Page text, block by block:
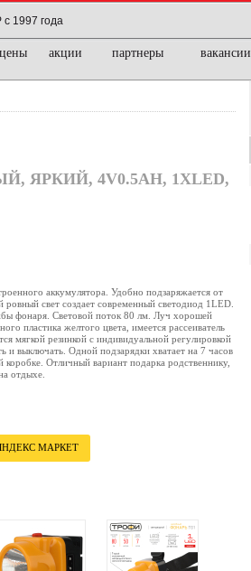
1997 года
цены акции партнеры вакансии
4V0.5AH, 1XLED,
аккумулятора. Удобно подзаряжается от
свет создает современный светодиод 1LED.
фонаря. Световой поток 80 лм. Луч хорошей
пластика желтого цвета, имеется рассеиватель
мягкой резинкой с индивидуальной регулировкой
и выключать. Одной подзарядки хватает на 7 часов
Отличный вариант подарка родственнику,
отдыхе.
ЯНДЕКС МАРКЕТ